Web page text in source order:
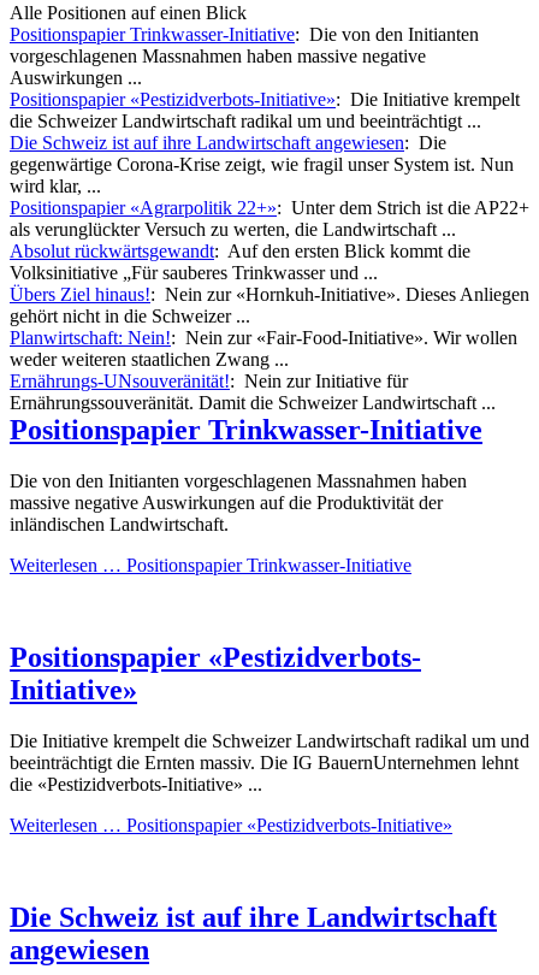
Alle Positionen auf einen Blick
Positionspapier Trinkwasser-Initiative: Die von den Initianten
vorgeschlagenen Massnahmen haben massive negative
Auswirkungen ...
Positionspapier «Pestizidverbots-Initiative»: Die Initiative krempelt
die Schweizer Landwirtschaft radikal um und beeinträchtigt ...
Die Schweiz ist auf ihre Landwirtschaft angewiesen: Die
gegenwärtige Corona-Krise zeigt, wie fragil unser System ist. Nun
wird klar, ...
Positionspapier «Agrarpolitik 22+»: Unter dem Strich ist die AP22+
als verunglückter Versuch zu werten, die Landwirtschaft ...
Absolut rückwärtsgewandt: Auf den ersten Blick kommt die
Volksinitiative „Für sauberes Trinkwasser und ...
Übers Ziel hinaus!: Nein zur «Hornkuh-Initiative». Dieses Anliegen
gehört nicht in die Schweizer ...
Planwirtschaft: Nein!: Nein zur «Fair-Food-Initiative». Wir wollen
weder weiteren staatlichen Zwang ...
Ernährungs-­UNsouveränität!: Nein zur Initiative für
Ernährungssouveränität. Damit die Schweizer Landwirtschaft ...
Positionspapier Trinkwasser-Initiative
Die von den Initianten vorgeschlagenen Massnahmen haben
massive negative Auswirkungen auf die Produktivität der
inländischen Landwirtschaft.
Weiterlesen … Positionspapier Trinkwasser-Initiative
Positionspapier «Pestizidverbots-
Initiative»
Die Initiative krempelt die Schweizer Landwirtschaft radikal um und
beeinträchtigt die Ernten massiv. Die IG BauernUnternehmen lehnt
die «Pestizidverbots-Initiative» ...
Weiterlesen … Positionspapier «Pestizidverbots-Initiative»
Die Schweiz ist auf ihre Landwirtschaft
angewiesen